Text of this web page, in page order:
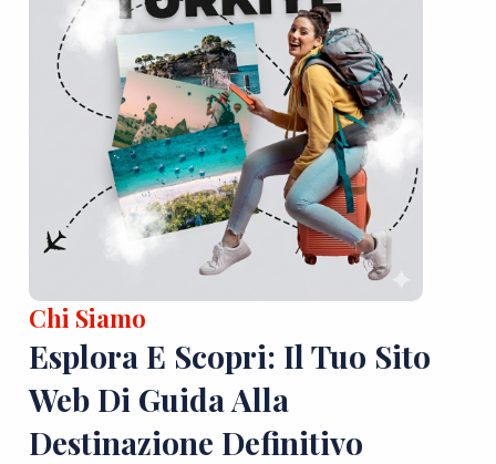
Chi Siamo
Esplora E Scopri: Il Tuo Sito
Web Di Guida Alla
Destinazione Definitivo